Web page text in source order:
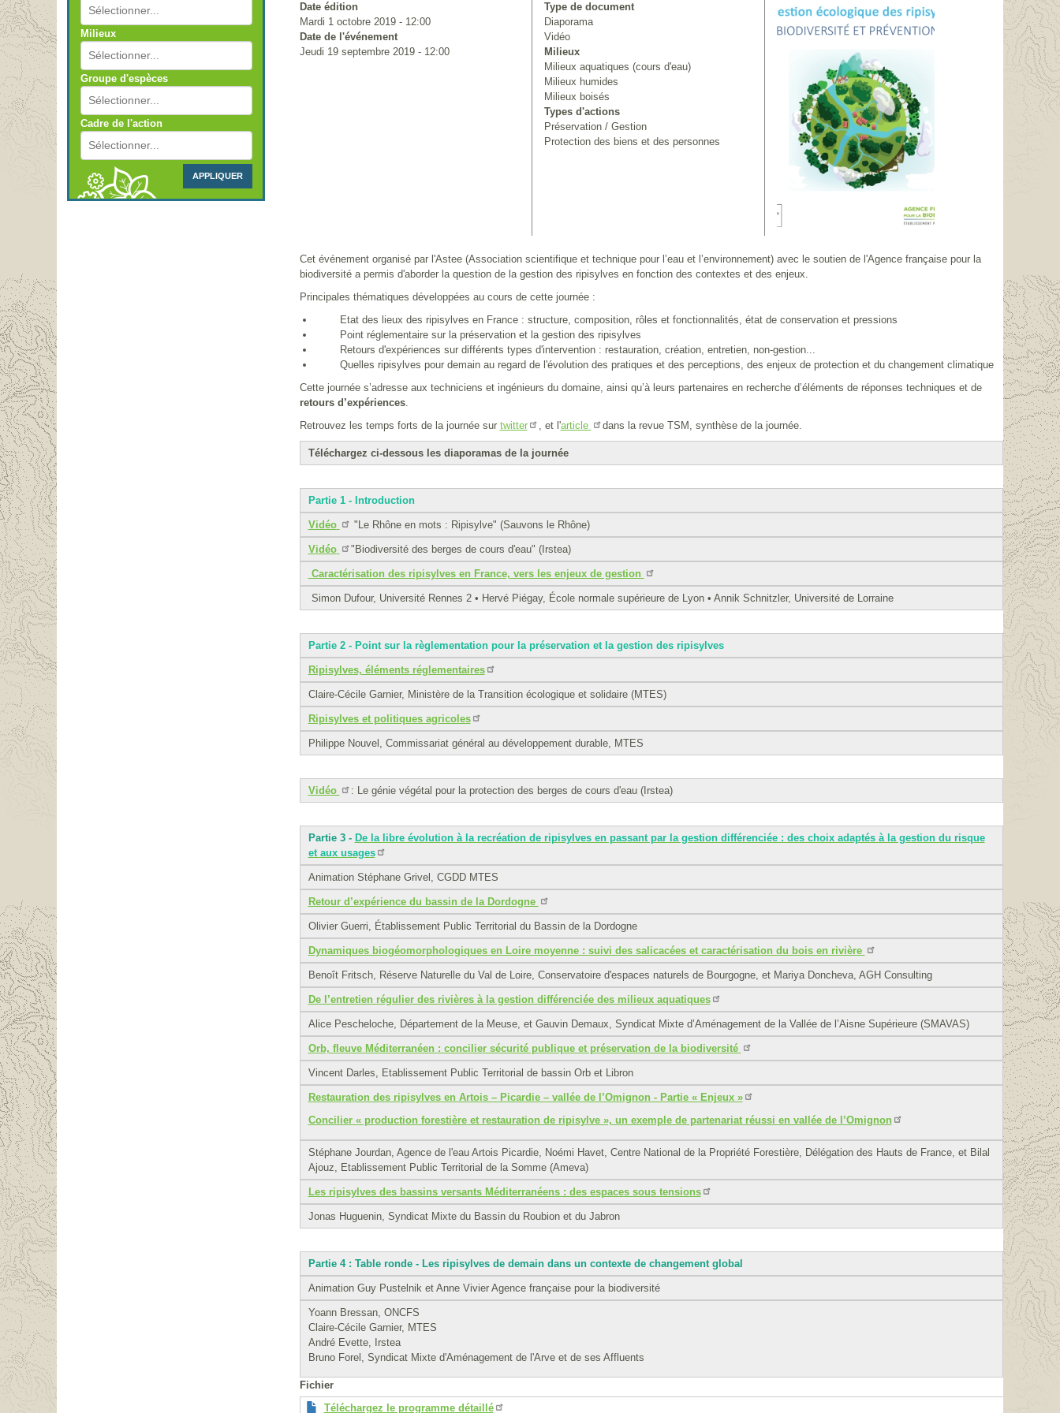
Milieux
Groupe d'espèces
Cadre de l'action
APPLIQUER
Date édition
Mardi 1 octobre 2019 - 12:00
Date de l'événement
Jeudi 19 septembre 2019 - 12:00
Type de document
Diaporama
Vidéo
Milieux
Milieux aquatiques (cours d'eau)
Milieux humides
Milieux boisés
Types d'actions
Préservation / Gestion
Protection des biens et des personnes
Cet événement organisé par l'Astee (Association scientifique et technique pour l’eau et l’environnement) avec le soutien de l'Agence française pour la
biodiversité a permis d'aborder la question de la gestion des ripisylves en fonction des contextes et des enjeux.
Principales thématiques développées au cours de cette journée :
Etat des lieux des ripisylves en France : structure, composition, rôles et fonctionnalités, état de conservation et pressions
Point réglementaire sur la préservation et la gestion des ripisylves
Retours d'expériences sur différents types d'intervention : restauration, création, entretien, non-gestion...
Quelles ripisylves pour demain au regard de l'évolution des pratiques et des perceptions, des enjeux de protection et du changement climatique
Cette journée s’adresse aux techniciens et ingénieurs du domaine, ainsi qu’à leurs partenaires en recherche d’éléments de réponses techniques et de
retours d’expériences.
Retrouvez les temps forts de la journée sur twitter , et l'article dans la revue TSM, synthèse de la journée.
Téléchargez ci-dessous les diaporamas de la journée
Partie 1 - Introduction
Vidéo "Le Rhône en mots : Ripisylve" (Sauvons le Rhône)
Vidéo "Biodiversité des berges de cours d'eau" (Irstea)
Caractérisation des ripisylves en France, vers les enjeux de gestion
Simon Dufour, Université Rennes 2 • Hervé Piégay, École normale supérieure de Lyon • Annik Schnitzler, Université de Lorraine
Partie 2 - Point sur la règlementation pour la préservation et la gestion des ripisylves
Ripisylves, éléments réglementaires
Claire-Cécile Garnier, Ministère de la Transition écologique et solidaire (MTES)
Ripisylves et politiques agricoles
Philippe Nouvel, Commissariat général au développement durable, MTES
Vidéo : Le génie végétal pour la protection des berges de cours d'eau (Irstea)
Partie 3 - De la libre évolution à la recréation de ripisylves en passant par la gestion différenciée : des choix adaptés à la gestion du risque
et aux usages
Animation Stéphane Grivel, CGDD MTES
Retour d’expérience du bassin de la Dordogne
Olivier Guerri, Établissement Public Territorial du Bassin de la Dordogne
Dynamiques biogéomorphologiques en Loire moyenne : suivi des salicacées et caractérisation du bois en rivière
Benoît Fritsch, Réserve Naturelle du Val de Loire, Conservatoire d'espaces naturels de Bourgogne, et Mariya Doncheva, AGH Consulting
De l’entretien régulier des rivières à la gestion différenciée des milieux aquatiques
Alice Pescheloche, Département de la Meuse, et Gauvin Demaux, Syndicat Mixte d’Aménagement de la Vallée de l’Aisne Supérieure (SMAVAS)
Orb, fleuve Méditerranéen : concilier sécurité publique et préservation de la biodiversité
Vincent Darles, Etablissement Public Territorial de bassin Orb et Libron
Restauration des ripisylves en Artois – Picardie – vallée de l’Omignon - Partie « Enjeux »
Concilier « production forestière et restauration de ripisylve », un exemple de partenariat réussi en vallée de l’Omignon
Stéphane Jourdan, Agence de l'eau Artois Picardie, Noémi Havet, Centre National de la Propriété Forestière, Délégation des Hauts de France, et Bilal
Ajouz, Etablissement Public Territorial de la Somme (Ameva)
Les ripisylves des bassins versants Méditerranéens : des espaces sous tensions
Jonas Huguenin, Syndicat Mixte du Bassin du Roubion et du Jabron
Partie 4 : Table ronde - Les ripisylves de demain dans un contexte de changement global
Animation Guy Pustelnik et Anne Vivier Agence française pour la biodiversité
Yoann Bressan, ONCFS
Claire-Cécile Garnier, MTES
André Evette, Irstea
Bruno Forel, Syndicat Mixte d'Aménagement de l'Arve et de ses Affluents
Fichier
Téléchargez le programme détaillé